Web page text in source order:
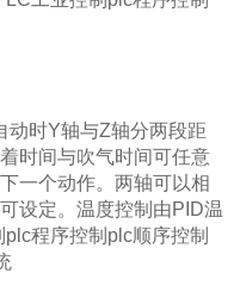
动时Y轴与Z轴分两段距
时间与吹气时间可任意
一个动作。两轴可以相
设定。温度控制由PID温
程序控制plc顺序控制